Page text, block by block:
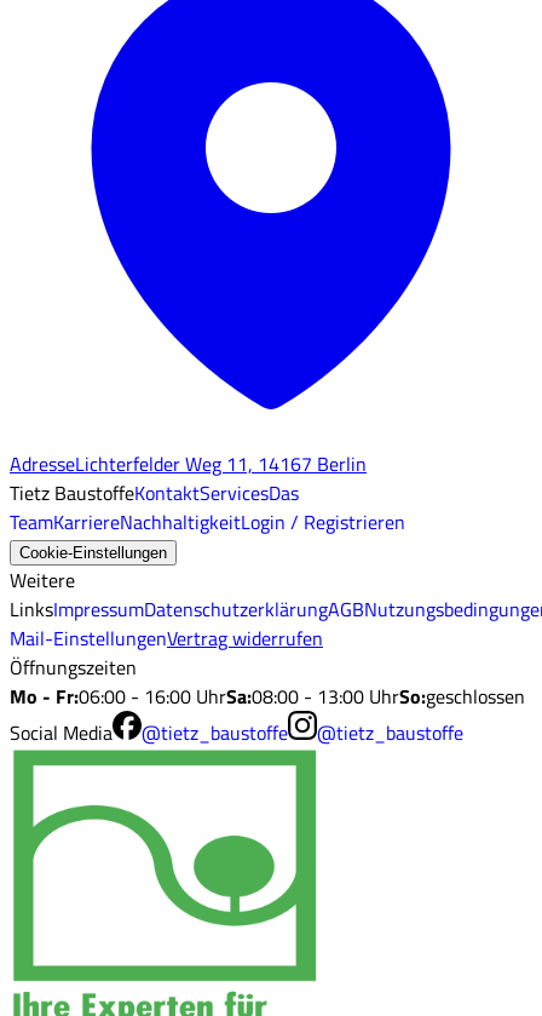
AdresseLichterfelder Weg 11, 14167 Berlin
Tietz BaustoffeKontaktServicesDas
TeamKarriereNachhaltigkeitLogin / Registrieren
Cookie-Einstellungen
Weitere
LinksImpressumDatenschutzerklärungAGB
Mail-EinstellungenVertrag widerrufen
Öffnungszeiten
Mo - Fr:06:00 - 16:00 UhrSa:08:00 - 13:00 UhrSo:geschlossen
Social Media
@tietz_baustoffe @tietz_baustoffe